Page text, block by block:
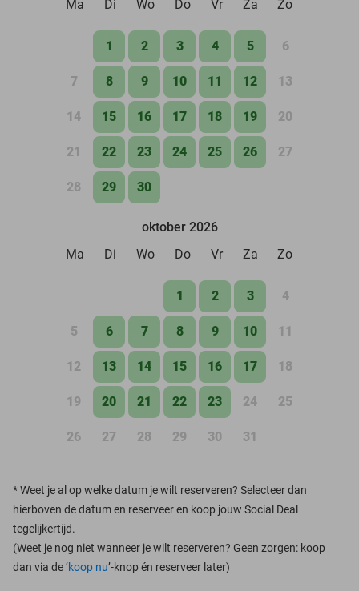
Ma Di Wo Do Vr Za Zo
1 2 3 4 5 6
7 8 9 10 11 12 13
14 15 16 17 18 19 20
21 22 23 24 25 26 27
28 29 30
oktober 2026
Ma
Di Wo Do Vr Za Zo
1 2 3 4
5 6 7 8 9 10 11
12 13 14 15 16 17 18
19 20 21 22 23 24 25
26 27 28 29 30 31
*Weet je al op welke datum je wilt reserveren? Selecteer dan
hierboven de datum en reserveer en koop jouw Social Deal
tegelijkertijd.
(Weet je nog niet wanneer je wilt reserveren? Geen zorgen: koop
dan via de ‘koop nu’-knop én reserveer later)